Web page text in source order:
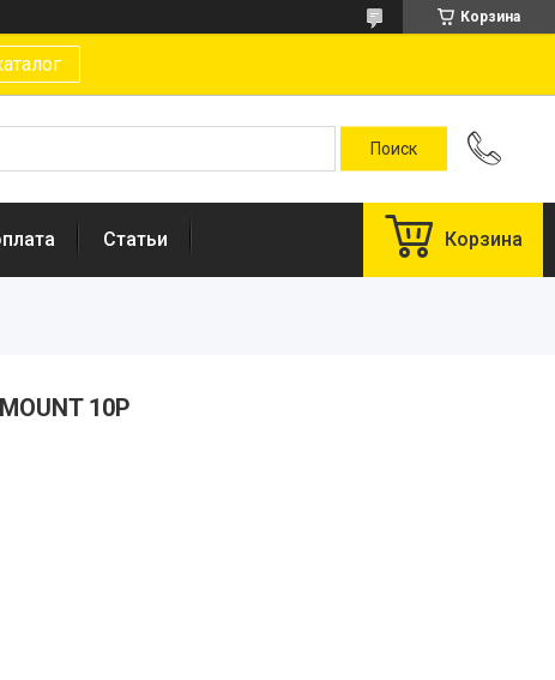
Корзина
Статьи Корзина
10P